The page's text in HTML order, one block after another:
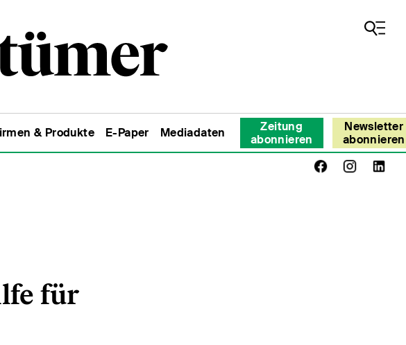
& Produkte E-Paper Mediadaten
Zeitung
abonnieren
Newsletter
abonnieren
für